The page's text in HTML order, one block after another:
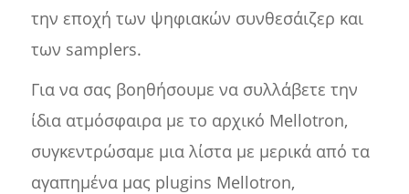
την εποχή των ψηφιακών συνθεσάιζερ και
των samplers.
Για να σας βοηθήσουμε να συλλάβετε την
ίδια ατμόσφαιρα με το αρχικό Mellotron,
συγκεντρώσαμε μια λίστα με μερικά από τα
αγαπημένα μας plugins Mellotron,